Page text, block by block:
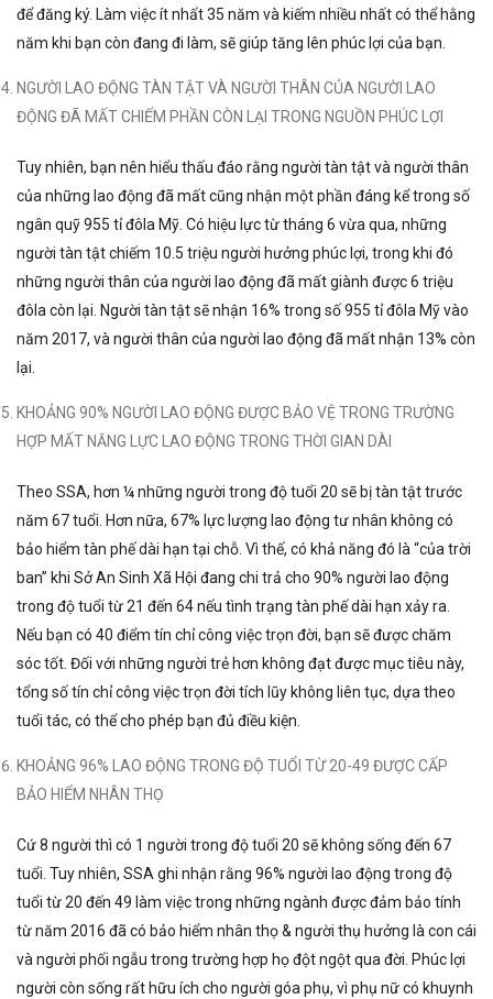
để đăng ký. Làm việc ít nhất 35 năm và kiếm nhiều nhất có thể hằng
năm khi bạn còn đang đi làm, sẽ giúp tăng lên phúc lợi của bạn.
NGƯỜI LAO ĐỘNG TÀN TẬT VÀ NGƯỜI THÂN CỦA NGƯỜI LAO
ĐỘNG ĐÃ MẤT CHIẾM PHẦN CÒN LẠI TRONG NGUỒN PHÚC LỢI
Tuy nhiên, bạn nên hiểu thấu đáo rằng người tàn tật và người thân
của những lao động đã mất cũng nhận một phần đáng kể trong số
ngân quỹ 955 tỉ đôla Mỹ. Có hiệu lực từ tháng 6 vừa qua, những
người tàn tật chiếm 10.5 triệu người hưởng phúc lợi, trong khi đó
những người thân của người lao động đã mất giành được 6 triệu
đôla còn lại. Người tàn tật sẽ nhận 16% trong số 955 tỉ đôla Mỹ vào
năm 2017, và người thân của người lao động đã mất nhận 13% còn
lại.
KHOẢNG 90% NGƯỜI LAO ĐỘNG ĐƯỢC BẢO VỆ TRONG TRƯỜNG
HỢP MẤT NĂNG LỰC LAO ĐỘNG TRONG THỜI GIAN DÀI
Theo SSA, hơn ¼ những người trong độ tuổi 20 sẽ bị tàn tật trước
năm 67 tuổi. Hơn nữa, 67% lực lượng lao động tư nhân không có
bảo hiểm tàn phế dài hạn tại chỗ. Vì thế, có khả năng đó là “của trời
ban” khi Sở An Sinh Xã Hội đang chi trả cho 90% người lao động
trong độ tuổi từ 21 đến 64 nếu tình trạng tàn phế dài hạn xảy ra.
Nếu bạn có 40 điểm tín chỉ công việc trọn đời, bạn sẽ được chăm
sóc tốt. Đối với những người trẻ hơn không đạt được mục tiêu này,
tổng số tín chỉ công việc trọn đời tích lũy không liên tục, dựa theo
tuổi tác, có thể cho phép bạn đủ điều kiện.
KHOẢNG 96% LAO ĐỘNG TRONG ĐỘ TUỔI TỪ 20-49 ĐƯỢC CẤP
BẢO HIỂM NHÂN THỌ
Cứ 8 người thì có 1 người trong độ tuổi 20 sẽ không sống đến 67
tuổi. Tuy nhiên, SSA ghi nhận rằng 96% người lao động trong độ
tuổi từ 20 đến 49 làm việc trong những ngành được đảm bảo tính
từ năm 2016 đã có bảo hiểm nhân thọ & người thụ hưởng là con cái
và người phối ngẫu trong trường hợp họ đột ngột qua đời. Phúc lợi
người còn sống rất hữu ích cho người góa phụ, vì phụ nữ có khuynh